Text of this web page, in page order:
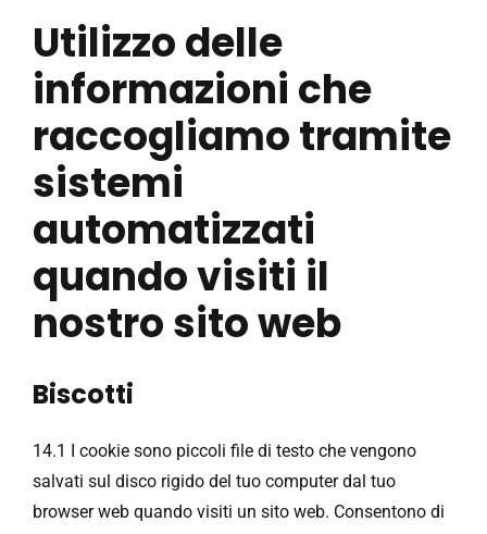
Utilizzo delle
informazioni che
raccogliamo tramite
sistemi
automatizzati
quando visiti il ​​
nostro sito web
Biscotti
14.1 I cookie sono piccoli file di testo che vengono
salvati sul disco rigido del tuo computer dal tuo
browser web quando visiti un sito web. Consentono di